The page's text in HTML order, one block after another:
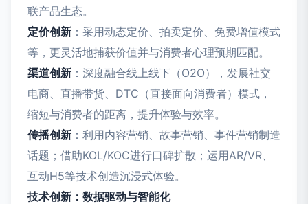
联产品生态。
定价创新 ：采用动态定价、拍卖定价、免费增值模式
等，更灵活地捕获价值并与消费者心理预期匹配。
渠道创新 ：深度融合线上线下（O2O），发展社交
电商、直播带货、DTC（直接面向消费者）模式，
缩短与消费者的距离，提升体验与效率。
传播创新 ：利用内容营销、故事营销、事件营销制造
话题；借助KOL/KOC进行口碑扩散；运用AR/VR、
互动H5等技术创造沉浸式体验。
技术创新：数据驱动与智能化